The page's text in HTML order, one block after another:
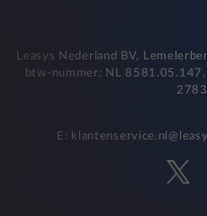
Leasys Nederland BV,
btw-nummer: NL
E: